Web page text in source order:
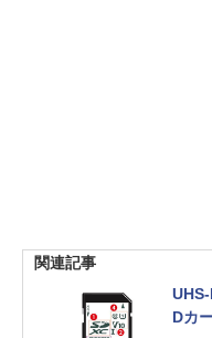
関連記事
Dカ